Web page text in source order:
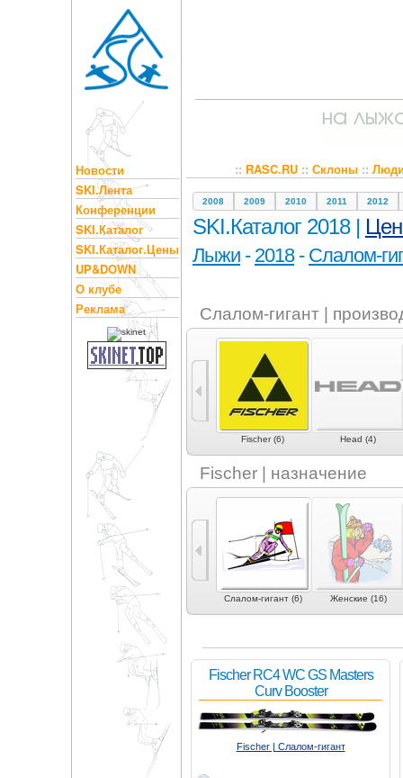
Новости
SKI.Лента
Конференции
SKI.Каталог
SKI.Каталог.Цены
UP&DOWN
О клубе
Реклама
:: RASC.RU:: Склоны::
2008 2009 2010 2011 2012
SKI.Каталог 2018 |
Лыжи - 2018- Слалом-
Слалом-гигант |
Fischer (6) Head (4)
Fischer | назначение
Слалом (4) Слалом-гигант (6) Женские (16)
Fischer RC4 WC GS Masters
Curv Booster
Fischer | Слалом-гигант